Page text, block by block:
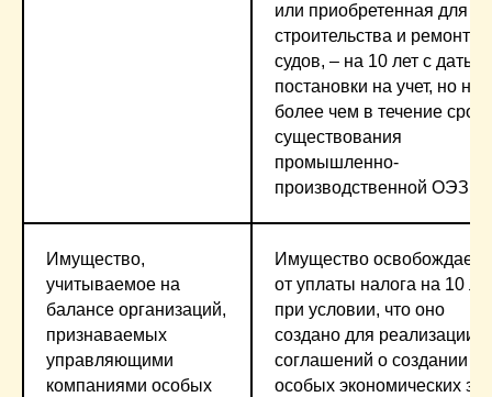
или приобретенная для
строительства и ремонта
судов, – на 10 лет с даты
постановки на учет, но не
более чем в течение срока
существования
промышленно-
производственной ОЭЗ
Имущество,
учитываемое на
балансе организаций,
признаваемых
управляющими
компаниями особых
Имущество
от уплаты налога на 10
при условии, что оно
создано для реализации
соглашений о создании
особых экономических